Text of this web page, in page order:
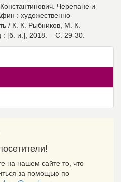
Черепане и
: художественно-
/ К. К. Рыбников, М. К.
: [б. и.], 2018. – С. 29-30.
на нашем сайте то, что
за помощью по